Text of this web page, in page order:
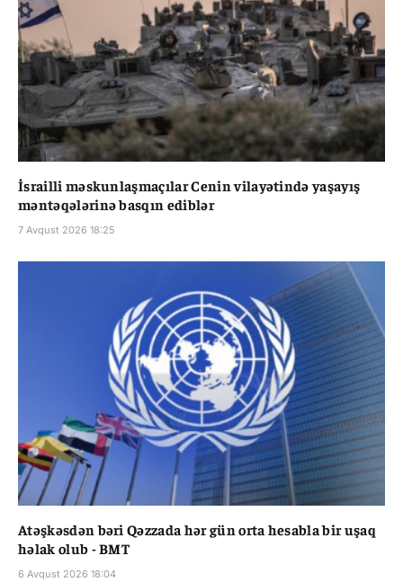
İsrailli məskunlaşmaçılar Cenin vilayətində yaşayış
məntəqələrinə basqın ediblər
7 Avqust 2026 18:25
Atəşkəsdən bəri Qəzzada hər gün orta hesabla bir uşaq
həlak olub - BMT
6 Avqust 2026 18:04